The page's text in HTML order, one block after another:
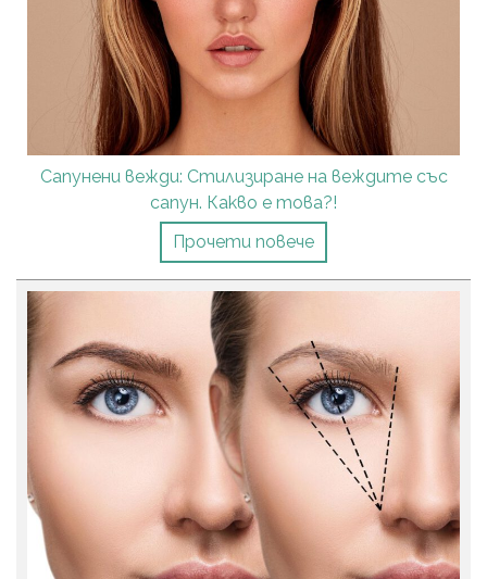
Сапунени вежди: Стилизиране на веждите със
сапун. Какво е това?!
Прочети повече